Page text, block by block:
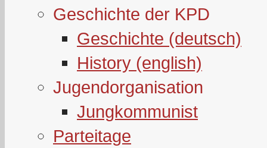
Geschichte der KPD
Geschichte (deutsch)
History (english)
Jugendorganisation
Jungkommunist
Parteitage